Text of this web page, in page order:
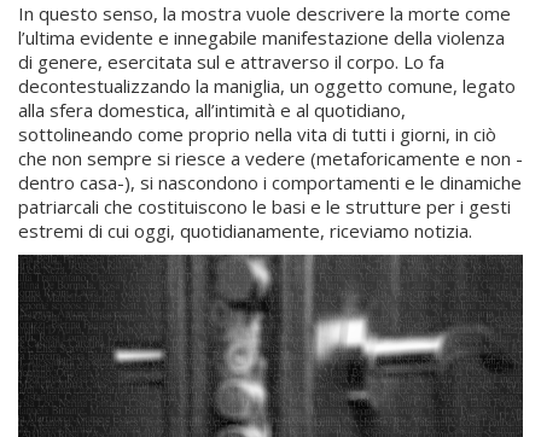
In questo senso, la mostra vuole descrivere la morte come
l’ultima evidente e innegabile manifestazione della violenza
di genere, esercitata sul e attraverso il corpo. Lo fa
decontestualizzando la maniglia, un oggetto comune, legato
alla sfera domestica, all’intimità e al quotidiano,
sottolineando come proprio nella vita di tutti i giorni, in ciò
che non sempre si riesce a vedere (metaforicamente e non -
dentro casa-), si nascondono i comportamenti e le dinamiche
patriarcali che costituiscono le basi e le strutture per i gesti
estremi di cui oggi, quotidianamente, riceviamo notizia.